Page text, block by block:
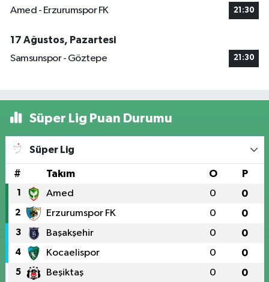
Amed - Erzurumspor FK 21:30
17 Ağustos, Pazartesi
Samsunspor - Göztepe
21:30
Süper Lig Puan Durumu
Süper Lig
# Takım O P
1 Amed 0 0
2 Erzurumspor FK 0 0
3 Başakşehir 0 0
4 Kocaelispor 0 0
5 Beşiktaş 0 0